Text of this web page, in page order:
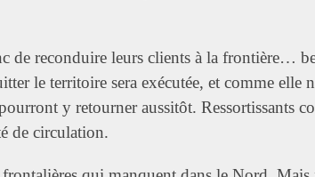
de reconduire leurs clients à la frontière…
le territoire sera exécutée, et comme elle
y retourner aussitôt. Ressortissants
de circulation.